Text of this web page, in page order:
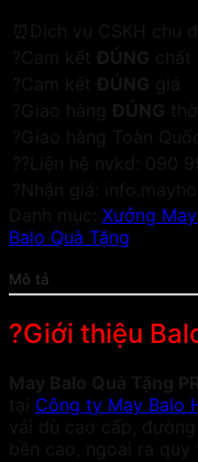
Xưởng
Balo Quà Tặng
Mô tả
?Giới thiệu
Công ty May Balo